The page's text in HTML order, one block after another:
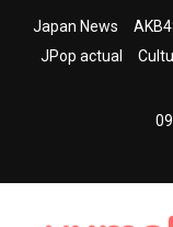
Japan News
JPop actual